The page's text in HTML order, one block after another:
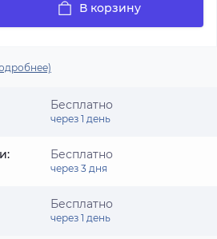
В корзину
Бесплатно
через 1 день
Бесплатно
через 3 дня
Бесплатно
через 1 день